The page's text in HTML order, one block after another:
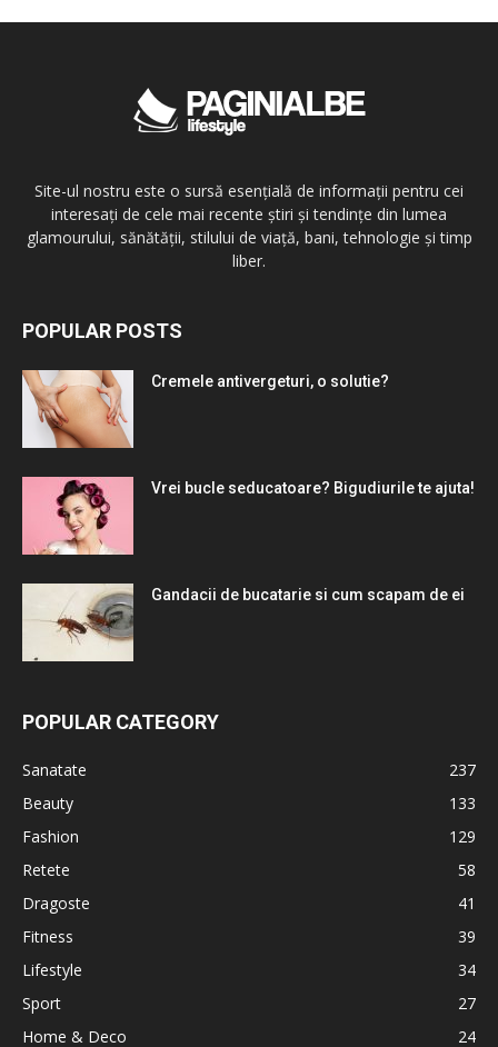
Site-ul nostru este o sursă esențială de informații pentru cei
interesați de cele mai recente știri și tendințe din lumea
glamourului, sănătății, stilului de viață, bani, tehnologie și timp
liber.
POPULAR POSTS
Cremele antivergeturi, o solutie?
Vrei bucle seducatoare? Bigudiurile te ajuta!
Gandacii de bucatarie si cum scapam de ei
POPULAR CATEGORY
Sanatate
237
Beauty
133
Fashion
129
Retete
58
Dragoste
41
Fitness
39
Lifestyle
34
Sport
27
Home & Deco
24